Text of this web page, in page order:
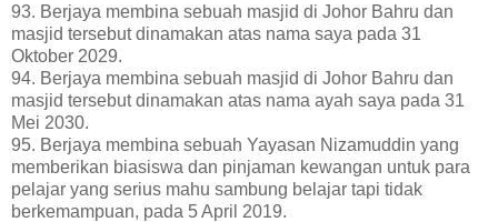
93. Berjaya membina sebuah masjid di Johor Bahru dan
masjid tersebut dinamakan atas nama saya pada 31
Oktober 2029.
94. Berjaya membina sebuah masjid di Johor Bahru dan
masjid tersebut dinamakan atas nama ayah saya pada 31
Mei 2030.
95. Berjaya membina sebuah Yayasan Nizamuddin yang
memberikan biasiswa dan pinjaman kewangan untuk para
pelajar yang serius mahu sambung belajar tapi tidak
berkemampuan, pada 5 April 2019.